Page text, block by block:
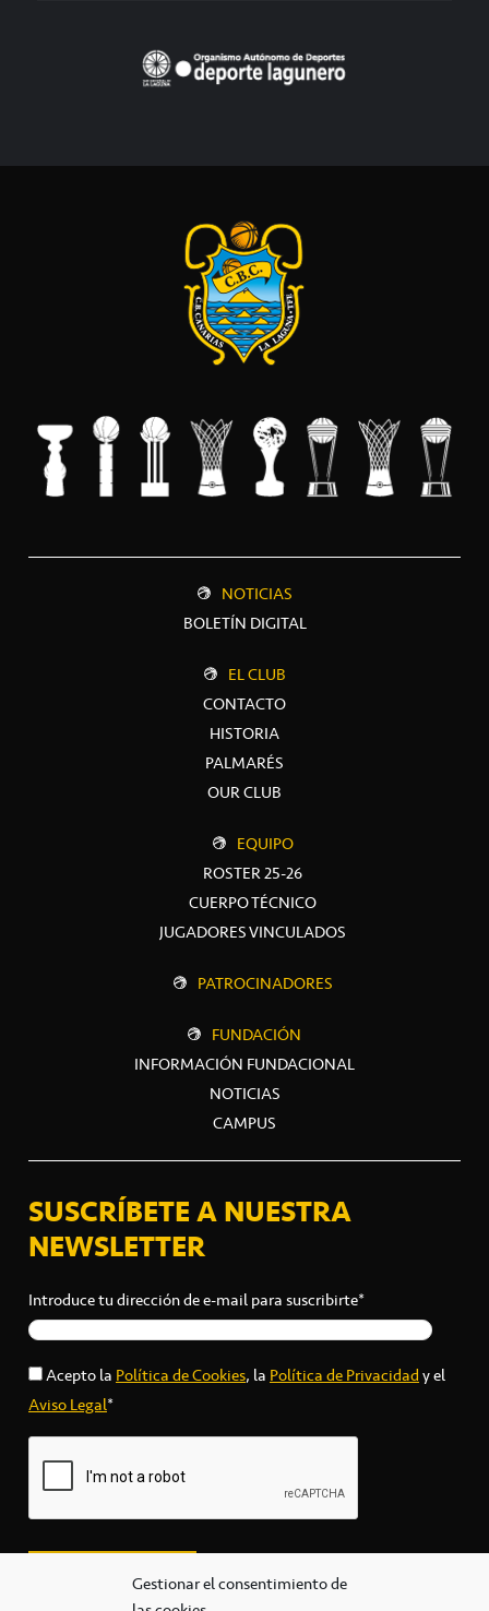
Gestionar el consentimiento de
NOTICIAS
BOLETÍN DIGITAL
EL CLUB
CONTACTO
HISTORIA
PALMARÉS
OUR CLUB
EQUIPO
ROSTER 25-26
CUERPO TÉCNICO
JUGADORES VINCULADOS
PATROCINADORES
FUNDACIÓN
INFORMACIÓN FUNDACIONAL
NOTICIAS
CAMPUS
SUSCRÍBETE A NUESTRA
NEWSLETTER
Introduce tu dirección de e-mail para suscribirte*
Acepto laPolítica de Cookies, laPolítica de Privacidady el
Aviso Legal*